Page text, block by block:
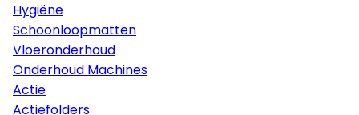
Hygiëne
Schoonloopmatten
Vloeronderhoud
Onderhoud Machines
Actie
Actiefolders